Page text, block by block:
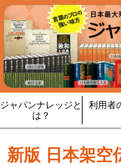
ジャパンナレッジと
は？
利用者
新版 日本架空